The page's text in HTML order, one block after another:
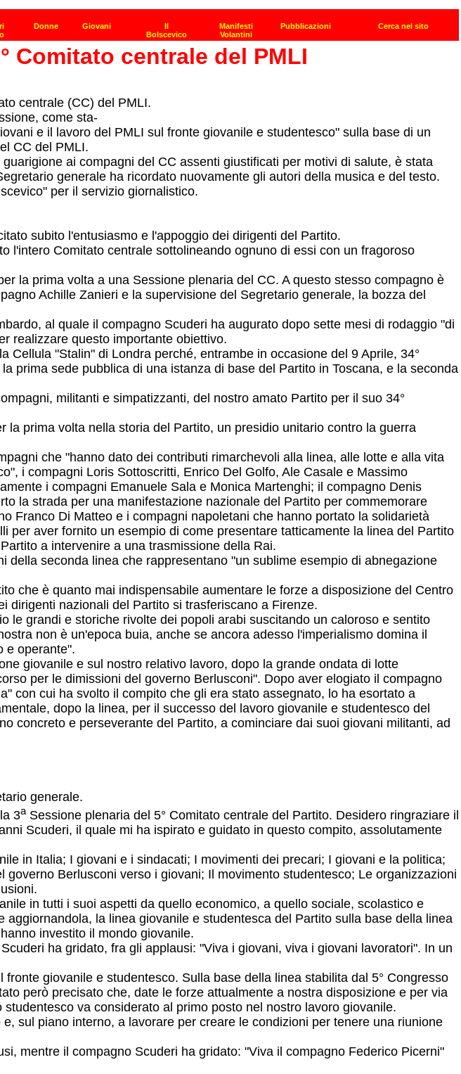
Comitato centrale del PMLI
centrale (CC) del PMLI.
come sta-
e il lavoro del PMLI sul fronte giovanile e studentesco" sulla base di un
CC del PMLI.
ai compagni del CC assenti giustificati per motivi di salute, è stata
generale ha ricordato nuovamente gli autori della musica e del testo.
per il servizio giornalistico.
subito l'entusiasmo e l'appoggio dei dirigenti del Partito.
l'intero Comitato centrale sottolineando ognuno di essi con un fragoroso
la prima volta a una Sessione plenaria del CC. A questo stesso compagno è
Achille Zanieri e la supervisione del Segretario generale, la bozza del
al quale il compagno Scuderi ha augurato dopo sette mesi di rodaggio "di
realizzare questo importante obiettivo.
"Stalin" di Londra perché, entrambe in occasione del 9 Aprile, 34°
prima sede pubblica di una istanza di base del Partito in Toscana, e la seconda
militanti e simpatizzanti, del nostro amato Partito per il suo 34°
prima volta nella storia del Partito, un presidio unitario contro la guerra
che "hanno dato dei contributi rimarchevoli alla linea, alle lotte e alla vita
i compagni Loris Sottoscritti, Enrico Del Golfo, Ale Casale e Massimo
i compagni Emanuele Sala e Monica Martenghi; il compagno Denis
la strada per una manifestazione nazionale del Partito per commemorare
Franco Di Matteo e i compagni napoletani che hanno portato la solidarietà
aver fornito un esempio di come presentare tatticamente la linea del Partito
a intervenire a una trasmissione della Rai.
seconda linea che rappresentano "un sublime esempio di abnegazione
che è quanto mai indispensabile aumentare le forze a disposizione del Centro
dirigenti nazionali del Partito si trasferiscano a Firenze.
le grandi e storiche rivolte dei popoli arabi suscitando un caloroso e sentito
non è un'epoca buia, anche se ancora adesso l'imperialismo domina il
e operante".
giovanile e sul nostro relativo lavoro, dopo la grande ondata di lotte
per le dimissioni del governo Berlusconi". Dopo aver elogiato il compagno
con cui ha svolto il compito che gli era stato assegnato, lo ha esortato a
dopo la linea, per il successo del lavoro giovanile e studentesco del
concreto e perseverante del Partito, a cominciare dai suoi giovani militanti, ad
generale.
3aSessione plenaria del 5° Comitato centrale del Partito. Desidero ringraziare il
Scuderi, il quale mi ha ispirato e guidato in questo compito, assolutamente
in Italia; I giovani e i sindacati; I movimenti dei precari; I giovani e la politica;
Berlusconi verso i giovani; Il movimento studentesco; Le organizzazioni
in tutti i suoi aspetti da quello economico, a quello sociale, scolastico e
la linea giovanile e studentesca del Partito sulla base della linea
investito il mondo giovanile.
ha gridato, fra gli applausi: "Viva i giovani, viva i giovani lavoratori". In un
giovanile e studentesco. Sulla base della linea stabilita dal 5° Congresso
però precisato che, date le forze attualmente a nostra disposizione e per via
va considerato al primo posto nel nostro lavoro giovanile.
sul piano interno, a lavorare per creare le condizioni per tenere una riunione
mentre il compagno Scuderi ha gridato: "Viva il compagno Federico Picerni"